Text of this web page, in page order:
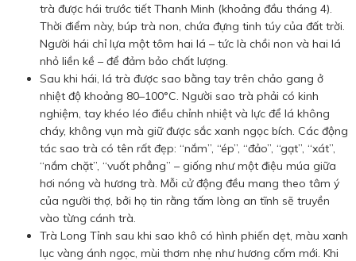
trà được hái trước tiết Thanh Minh (khoảng đầu tháng 4).
Thời điểm này, búp trà non, chứa đựng tinh túy của đất trời.
Người hái chỉ lựa một tôm hai lá – tức là chồi non và hai lá
nhỏ liền kề – để đảm bảo chất lượng.
Sau khi hái, lá trà được sao bằng tay trên chảo gang ở
nhiệt độ khoảng 80–100°C. Người sao trà phải có kinh
nghiệm, tay khéo léo điều chỉnh nhiệt và lực để lá không
cháy, không vụn mà giữ được sắc xanh ngọc bích. Các động
tác sao trà có tên rất đẹp: “nắm”, “ép”, “đảo”, “gạt”, “xát”,
“nắm chặt”, “vuốt phẳng” – giống như một điệu múa giữa
hơi nóng và hương trà. Mỗi cử động đều mang theo tâm ý
của người thợ, bởi họ tin rằng tấm lòng an tĩnh sẽ truyền
vào từng cánh trà.
Trà Long Tỉnh sau khi sao khô có hình phiến dẹt, màu xanh
lục vàng ánh ngọc, mùi thơm nhẹ như hương cốm mới. Khi